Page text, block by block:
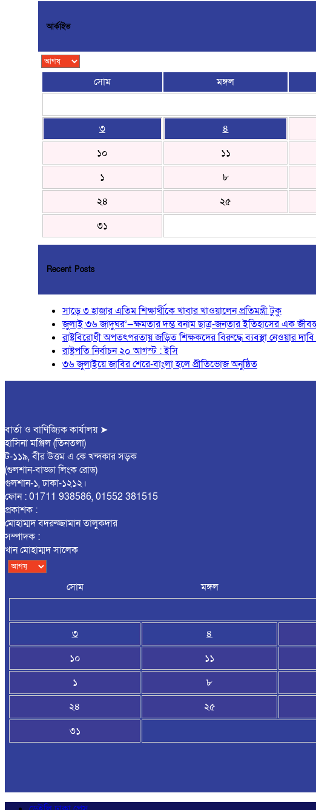
আর্কাইভ
সোম মঙ্গল
৩
৪
১০
১১
১
৮
২৪
২৫
৩১
Recent Posts
সাড়ে ৩ হাজার এতিম শিক্ষার্থীকে খাবার খাওয়ালেন প্রতিমন্ত্রী টুকু
জুলাই ৩৬ জাদুঘর’—ক্ষমতার দম্ভ বনাম ছাত্র-জনতার ইতিহাসের এক
রাষ্ট্রবিরোধী অপতৎপরতায় জড়িত শিক্ষকদের বিরুদ্ধে ব্যবস্থা নেওয়ার
রাষ্ট্রপতি নির্বাচন ২০ আগস্ট : ইসি
৩৬ জুলাইয়ে জাবির শেরে-বাংলা হলে প্রীতিভোজ অনুষ্ঠিত
বার্তা ও বাণিজ্যিক কার্যালয় ➤
হাসিনা মঞ্জিল (তিনতলা)
ট-১১৯, বীর উত্তম এ কে খন্দকার সড়ক
(গুলশান-বাড্ডা লিংক রোড)
গুলশান-১, ঢাকা-১২১২।
ফোন : 01711 938586, 01552 381515
প্রকাশক :
মোহাম্মদ বদরুজ্জামান তালুকদার
সম্পাদক :
খান মোহাম্মদ সালেক
সোম মঙ্গল
৩
৪
১০
১১
১
৮
২৪
২৫
৩১